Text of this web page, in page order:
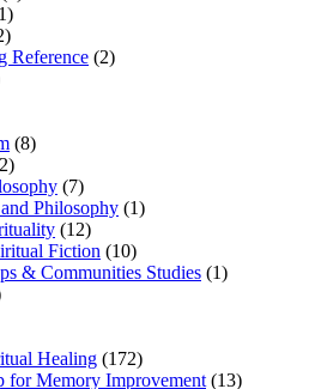
Reference (2)
(8)
(7)
Philosophy (1)
(12)
Fiction (10)
& Communities Studies (1)
Healing (172)
for Memory Improvement (13)